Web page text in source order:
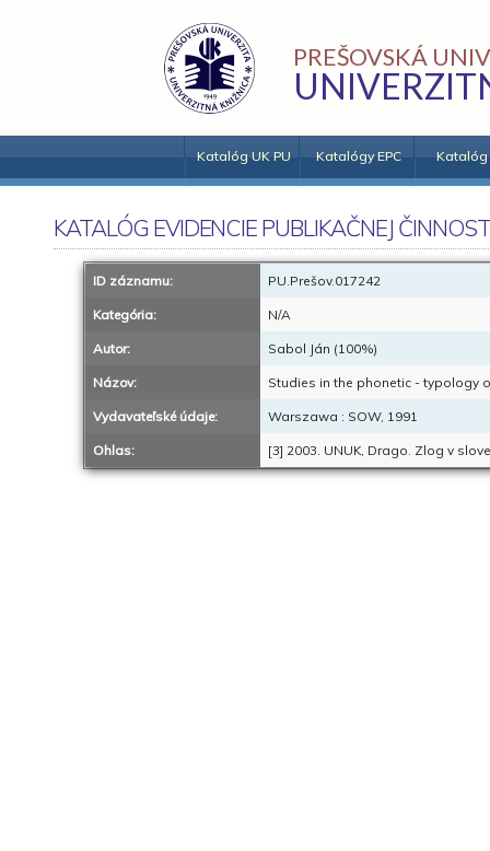
PREŠOVSKÁ
Katalóg UK PU Katalógy EPC Katalóg
KATALÓG EVIDENCIE PUBLIKAČNEJ
ID záznamu: PU.Prešov.017242
Kategória: N/A
Autor: Sabol Ján (100%)
Názov: Studies in the phonetic - typology
Vydavateľské údaje: Warszawa : SOW, 1991
Ohlas: [3] 2003. UNUK, Drago. Zlog v